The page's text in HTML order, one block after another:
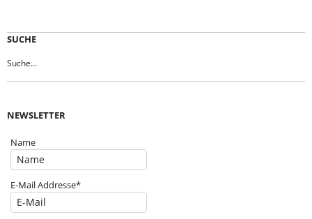
SUCHE
NEWSLETTER
Name
E-Mail Addresse*